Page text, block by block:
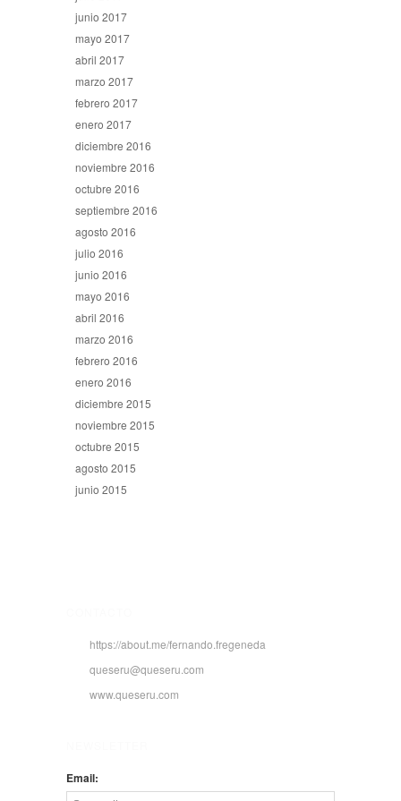
junio 2017
mayo 2017
abril 2017
marzo 2017
febrero 2017
enero 2017
diciembre 2016
noviembre 2016
octubre 2016
septiembre 2016
agosto 2016
julio 2016
junio 2016
mayo 2016
abril 2016
marzo 2016
febrero 2016
enero 2016
diciembre 2015
noviembre 2015
octubre 2015
agosto 2015
junio 2015
https://about.me/fernando.fregeneda
queseru@queseru.com
www.queseru.com
Email: